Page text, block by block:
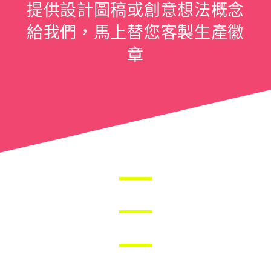
提供設計圖稿或創意想法概念
給我們，馬上替您客製生產徽
章